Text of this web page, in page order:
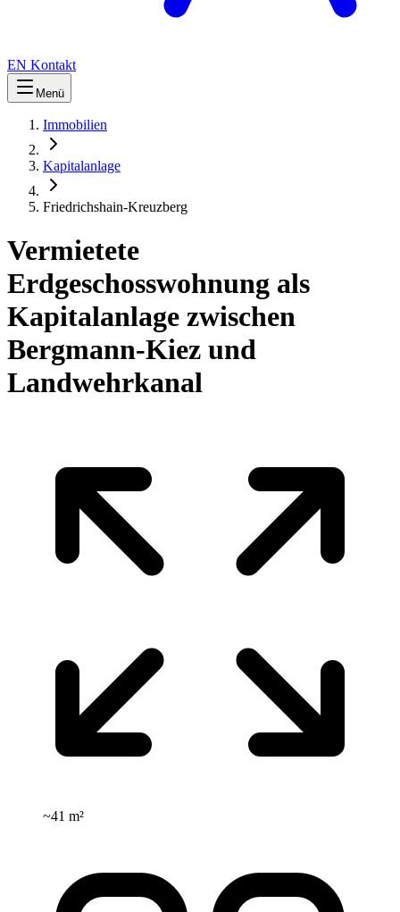
EN Kontakt
Menü
Immobilien
Kapitalanlage
Friedrichshain-Kreuzberg
Vermietete
Erdgeschosswohnung als
Kapitalanlage zwischen
Bergmann-Kiez und
Landwehrkanal
~41 m²